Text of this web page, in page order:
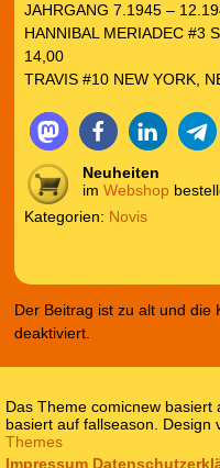
JAHRGANG 7.1945 –
HANNIBAL MERIADEC #3
14,00
TRAVIS #10 NEW YORK,
Neuheiten
im Webshop
Kategorien: Novis
Der Beitrag ist zu alt und die
deaktiviert.
Impressum
Das Theme comicnew
basiert auf fallseason. Design
Themes